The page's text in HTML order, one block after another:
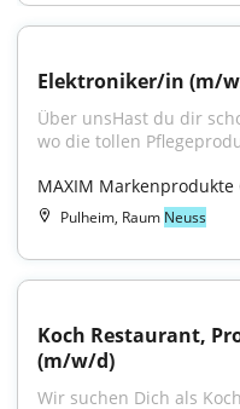
Elektroniker/in (m/
Über unsHast du dir
wo die tollen
MAXIM Markenprodukte
Pulheim, Raum Neuss
Koch Restaurant,
(m/w/d)
Wir suchen Dich als